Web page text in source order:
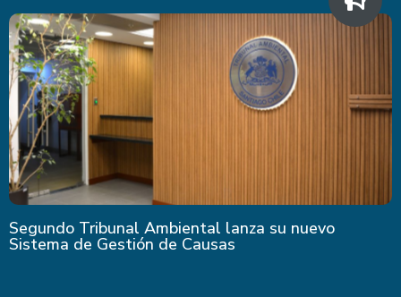
Segundo Tribunal Ambiental lanza su nuevo
Sistema de Gestión de Causas